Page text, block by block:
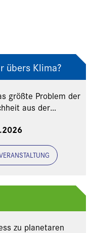
übers Klima?
größte Problem der
aus der
zu planetaren